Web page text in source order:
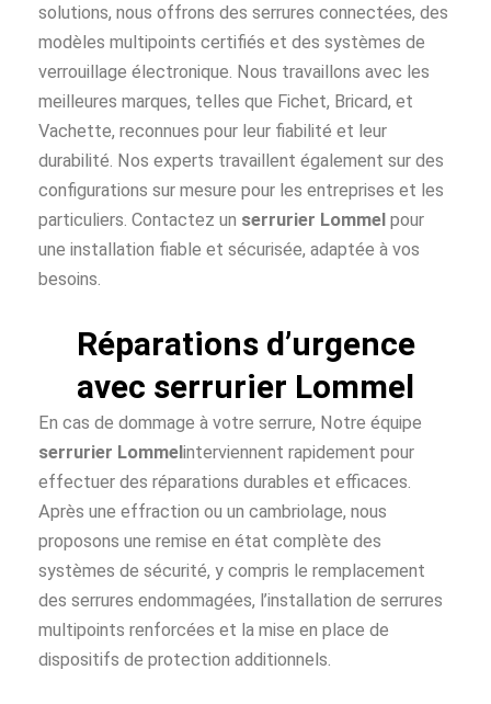
solutions, nous offrons des serrures connectées, des
modèles multipoints certifiés et des systèmes de
verrouillage électronique. Nous travaillons avec les
meilleures marques, telles que Fichet, Bricard, et
Vachette, reconnues pour leur fiabilité et leur
durabilité. Nos experts travaillent également sur des
configurations sur mesure pour les entreprises et les
particuliers. Contactez un serrurier Lommel pour
une installation fiable et sécurisée, adaptée à vos
besoins.
Réparations d’urgence
avec serrurier Lommel
En cas de dommage à votre serrure, Notre équipe
serrurier Lommelinterviennent rapidement pour
effectuer des réparations durables et efficaces.
Après une effraction ou un cambriolage, nous
proposons une remise en état complète des
systèmes de sécurité, y compris le remplacement
des serrures endommagées, l’installation de serrures
multipoints renforcées et la mise en place de
dispositifs de protection additionnels.